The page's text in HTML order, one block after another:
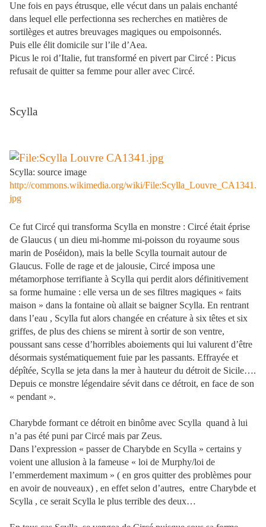
Une fois en pays étrusque, elle vécut dans un palais enchanté
dans lequel elle perfectionna ses recherches en matières de
sortilèges et autres breuvages magiques ou empoisonnés.
Puis elle élit domicile sur l’ile d’Aea.
Picus le roi d’Italie, fut transformé en pivert par Circé : Picus
refusait de quitter sa femme pour aller avec Circé.
Scylla
Scylla: source image
http://commons.wikimedia.org/wiki/File:Scylla_Louvre_CA1341.
jpg
Ce fut Circé qui transforma Scylla en monstre : Circé était éprise
de Glaucus ( un dieu mi-homme mi-poisson du royaume sous
marin de Poséidon), mais la belle Scylla tournait autour de
Glaucus. Folle de rage et de jalousie, Circé imposa une
métamorphose terrifiante à Scylla qui perdit alors définitivement
sa forme humaine : elle versa un de ses filtres magiques « faits
maison » dans la fontaine où allait se baigner Scylla. En rentrant
dans l’eau , Scylla fut alors changée en créature à six têtes et six
griffes, de plus des chiens se mirent à sortir de son ventre,
poussant sans cesse d’horribles aboiements qui lui valurent d’être
désormais systématiquement fuie par les passants. Effrayée et
dépîtée, Scylla se jeta dans la mer à hauteur du détroit de Sicile….
Depuis ce monstre légendaire sévit dans ce détroit, en face de son
« pendant ».
Charybde formant ce détroit en binôme avec Scylla quand à lui
n’a pas été puni par Circé mais par Zeus.
Dans l’expression « passer de Charybde en Scylla » certains y
voient une allusion à la fameuse « loi de Murphy/loi de
l’emmerdement maximum » ( en gros quitter des problèmes pour
en avoir de nouveaux) , en effet selon d’autres, entre Charybde et
Scylla , ce serait Scylla le plus terrible des deux…